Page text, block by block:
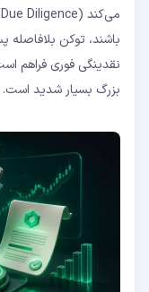
بزرگ بسیار شدید است.